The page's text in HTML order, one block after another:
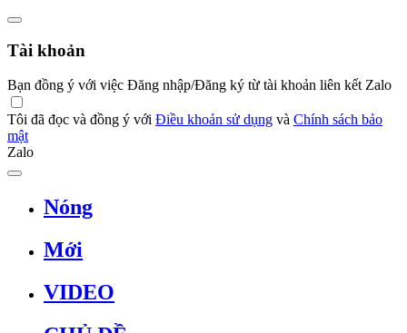
Tài khoản
Bạn đồng ý với việc Đăng nhập/Đăng ký từ tài khoản liên kết Zalo
Tôi đã đọc và đồng ý với Điều khoản sử dụng và Chính sách bảo
mật
Zalo
Nóng
Mới
VIDEO